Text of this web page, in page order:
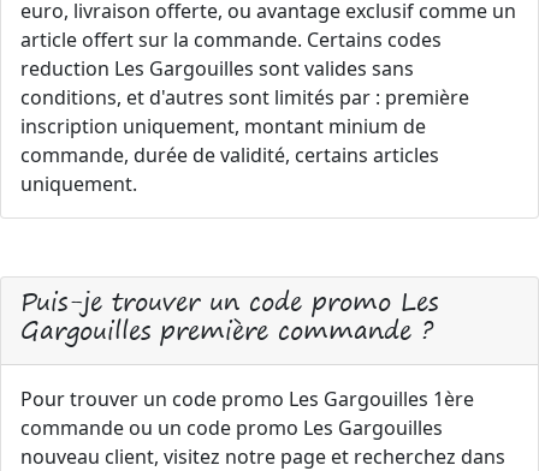
euro, livraison offerte, ou avantage exclusif comme un
article offert sur la commande. Certains codes
reduction Les Gargouilles sont valides sans
conditions, et d'autres sont limités par : première
inscription uniquement, montant minium de
commande, durée de validité, certains articles
uniquement.
Puis-je trouver un code promo Les
Gargouilles première commande ?
Pour trouver un code promo Les Gargouilles 1ère
commande ou un code promo Les Gargouilles
nouveau client, visitez notre page et recherchez dans